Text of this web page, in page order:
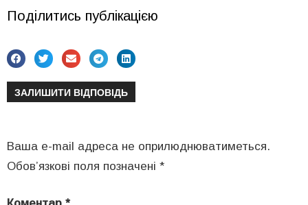
Поділитись публікацією
ЗАЛИШИТИ ВІДПОВІДЬ
Ваша e-mail адреса не оприлюднюватиметься.
Обов’язкові поля позначені *